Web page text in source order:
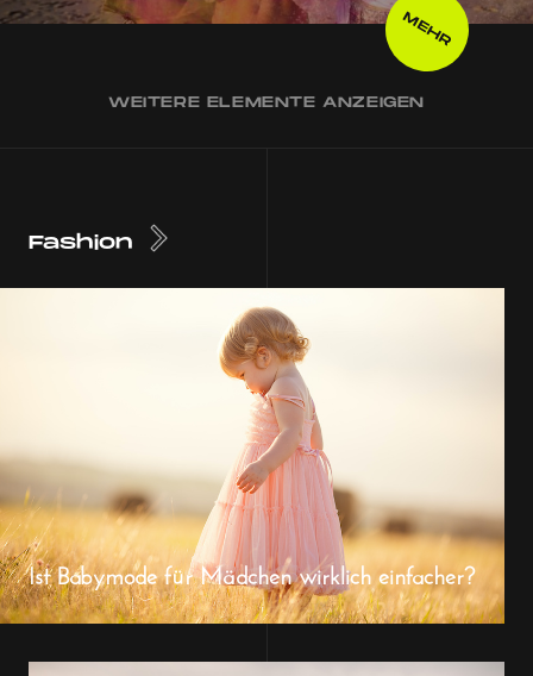
MEHR
WEITERE ELEMENTE ANZEIGEN
Fashion
Ist Babymode für Mädchen wirklich einfacher?